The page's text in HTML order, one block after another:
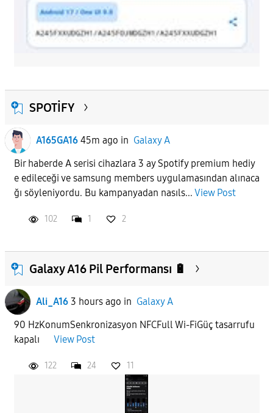
SPOTİFY
A165GA16 45m ago in Galaxy A
Bir haberde A serisi cihazlara 3 ay Spotify premium hediy
e edileceği ve samsung members uygulamasından alınaca
ğı söyleniyordu. Bu kampanyadan nasıls... View Post
102 1 2
Galaxy A16 Pil Performansı 🔋
Ali_A16 3 hours ago in Galaxy A
90 HzKonumSenkronizasyon NFCFull Wi-FiGüç tasarrufu
kapalı View Post
122 24 11